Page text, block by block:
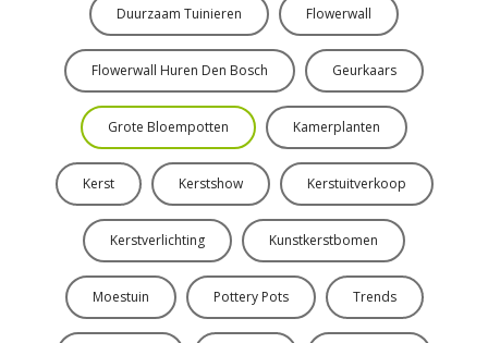
Duurzaam Tuinieren Flowerwall
Flowerwall Huren Den Bosch Geurkaars
Grote Bloempotten Kamerplanten
Kerst Kerstshow Kerstuitverkoop
Kerstverlichting Kunstkerstbomen
Moestuin Pottery Pots Trends